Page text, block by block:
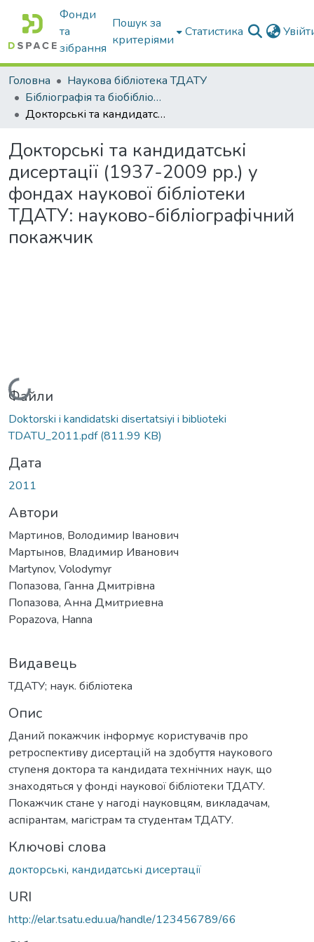
Фонди
та
зібрання
Пошук за
критеріями
Статистика
Головна
Наукова бібліотека ТДАТУ
Бібліографія та біобібліографістика вчених ТДАТУ
Докторські та кандидатські дисертації (1937-2009 рр.) у фондах наукової бібліотеки ТДАТУ: науково-бібліографічний покажчик
Докторські та кандидатські
дисертації (1937-2009 рр.) у
фондах наукової бібліотеки
ТДАТУ: науково-бібліографічний
покажчик
Вантажиться...
Файли
Doktorski i kandidatski disertatsiyi i biblioteki
TDATU_2011.pdf(811.99 KB)
Дата
2011
Автори
Мартинов, Володимир Іванович
Мартынов, Владимир Иванович
Martynov, Volodymyr
Попазова, Ганна Дмитрівна
Попазова, Анна Дмитриевна
Popazova, Hanna
Видавець
ТДАТУ; наук. бібліотека
Опис
Даний покажчик інформує користувачів про
ретроспективу дисертацій на здобуття наукового
ступеня доктора та кандидата технічних наук, що
знаходяться у фонді наукової бібліотеки ТДАТУ.
Покажчик стане у нагоді науковцям, викладачам,
аспірантам, магістрам та студентам ТДАТУ.
Ключові слова
докторські, кандидатські дисертації
URI
http://elar.tsatu.edu.ua/handle/123456789/66